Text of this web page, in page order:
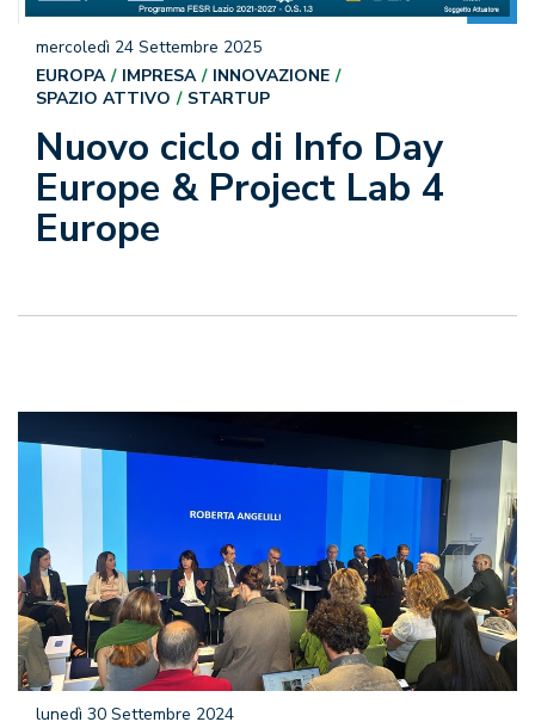
Nuovo ciclo di Info Day
Europe & Project Lab 4
Europe
mercoledì 24 Settembre 2025
EUROPA
IMPRESA
INNOVAZIONE
SPAZIO ATTIVO
STARTUP
lunedì 30 Settembre 2024